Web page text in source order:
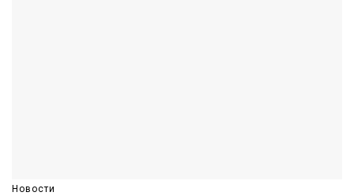
Новости